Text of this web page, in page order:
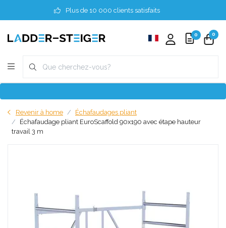
Plus de 10 000 clients satisfaits
0 0
Revenir à home
Échafaudages pliant
Échafaudage pliant EuroScaffold 90x190 avec étape hauteur
travail 3 m